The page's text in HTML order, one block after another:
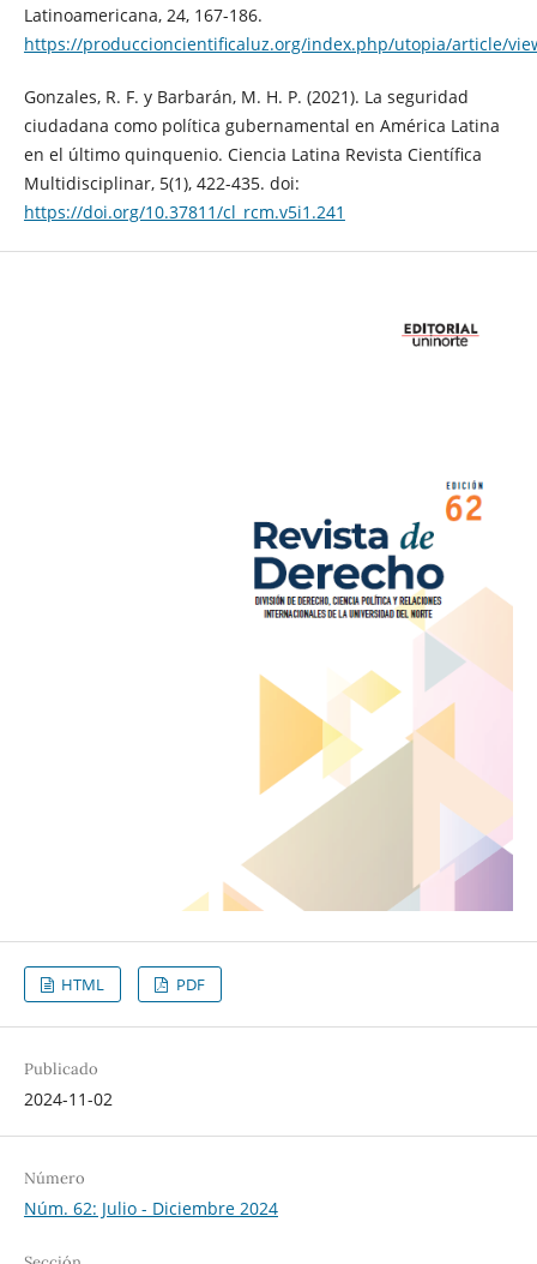
Latinoamericana, 24, 167-186.
https://produccioncientificaluz.org/index.php/utopia/article/
Gonzales, R. F. y Barbarán, M. H. P. (2021). La seguridad
ciudadana como política gubernamental en América Latina
en el último quinquenio. Ciencia Latina Revista Científica
Multidisciplinar, 5(1), 422-435. doi:
https://doi.org/10.37811/cl_rcm.v5i1.241
HTML PDF
Publicado
2024-11-02
Número
Núm. 62: Julio - Diciembre 2024